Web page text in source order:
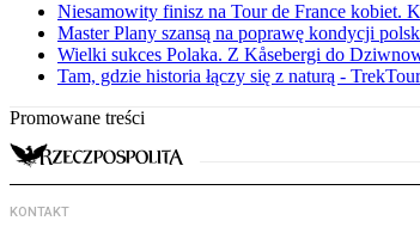
Niesamowity finisz na Tour de France kobiet.
Master Plany szansą na poprawę kondycji
Wielki sukces Polaka. Z Kåsebergi do
Tam, gdzie historia łączy się z naturą -
Promowane treści
KONTAKT